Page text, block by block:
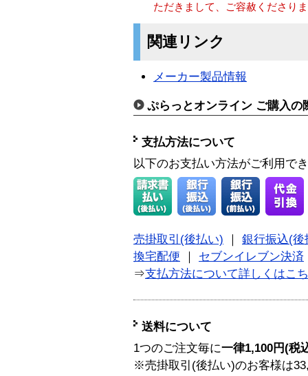
ただきまして、ご容赦くださり
関連リンク
メーカー製品情報
ぷらっとオンライン ご購入の
支払方法について
以下のお支払い方法がご利用で
売掛取引(後払い) ｜ 銀行振込(後
換宅配便 ｜ セブンイレブン決済
⇒支払方法について詳しくはこ
送料について
1つのご注文毎に一律1,100円(税
※売掛取引(後払い)のお客様は